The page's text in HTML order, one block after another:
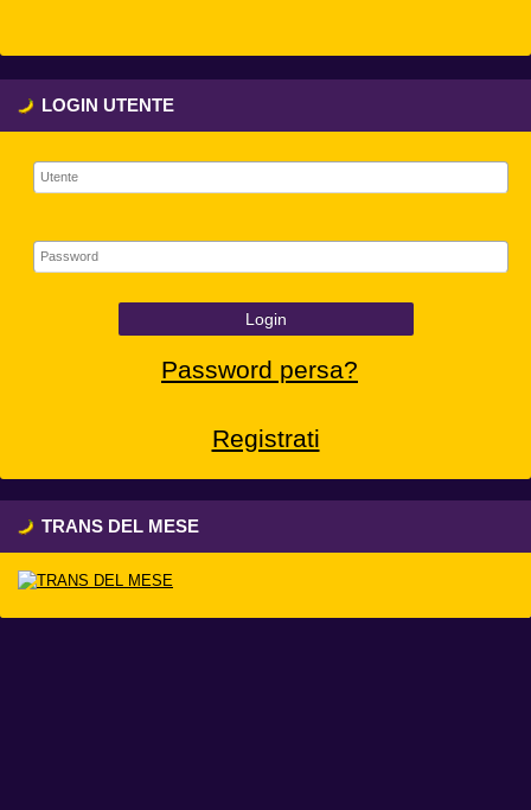
LOGIN UTENTE
Login
Password persa?
Registrati
TRANS DEL MESE